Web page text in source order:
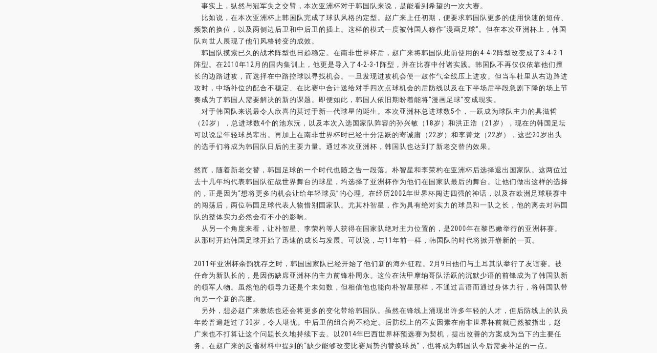
事实上，纵然与冠军失之交臂，本次亚洲杯对于韩国队来说，是能看到希望的一次大赛。
比如说，在本次亚洲杯上韩国队完成了球队风格的定型。赵广来上任初期，便要求韩国队更多的使用快速的短传、
频繁的换位，以及两侧边后卫和中后卫的插上。这样的模式一度被韩国人称作“漫画足球”。但在本次亚洲杯上，韩国
队向世人展现了他们风格转变的成效。
韩国队摸索已久的战术阵型也日趋稳定。在南非世界杯后，赵广来将韩国队此前使用的4-4-2阵型改变成了3-4-2-1
阵型。在2010年12月的国内集训上，他更是导入了4-2-3-1阵型，并在比赛中付诸实践。韩国队不再仅仅依靠他们擅
长的边路进攻，而选择在中路控球以寻找机会。一旦发现进攻机会便一鼓作气全线压上进攻。但当车杜里从右边路进
攻时，中场补位的配合不稳定、在比赛中合计送给对手四次点球机会的后防线以及在下半场后半段急剧下降的场上节
奏成为了韩国人需要解决的新的课题。即便如此，韩国人依旧期盼着能将“漫画足球”变成现实。
对于韩国队来说最令人欣喜的莫过于新一代球星的诞生。本次亚洲杯总进球数5个，一跃成为球队主力的具滋哲
（20岁），总进球数4个的池东沅，以及本次入选国家队阵容的孙兴敏（18岁）和洪正浩（21岁），现在的韩国足坛
可以说是年轻球员辈出。再加上在南非世界杯时已经十分活跃的寄诚庸（22岁）和李菁龙（22岁），这些20岁出头
的选手们将成为韩国队日后的主要力量。通过本次亚洲杯，韩国队也达到了新老交替的效果。
然而，随着新老交替，韩国足球的一个时代也随之告一段落。朴智星和李荣杓在亚洲杯后选择退出国家队。这两位过
去十几年均代表韩国队征战世界舞台的球星，均选择了亚洲杯作为他们在国家队最后的舞台。让他们做出这样的选择
的，正是因为“想将更多的机会让给年轻球员”的心理。在经历2002年世界杯闯进四强的神话，以及在欧洲足球联赛中
的闯荡后，两位韩国足球代表人物惜别国家队。尤其朴智星，作为具有绝对实力的球员和一队之长，他的离去对韩国
队的整体实力必然会有不小的影响。
从另一个角度来看，让朴智星、李荣杓等人获得在国家队绝对主力位置的，是2000年在黎巴嫩举行的亚洲杯赛。
从那时开始韩国足球开始了迅速的成长与发展。可以说，与11年前一样，韩国队的时代将掀开崭新的一页。
2011年亚洲杯余韵犹存之时，韩国国家队已经开始了他们新的海外征程。2月9日他们与土耳其队举行了友谊赛。被
任命为新队长的，是因伤缺席亚洲杯的主力前锋朴周永。这位在法甲摩纳哥队活跃的沉默少语的前锋成为了韩国队新
的领军人物。虽然他的领导力还是个未知数，但相信他也能向朴智星那样，不通过言语而通过身体力行，将韩国队带
向另一个新的高度。
另外，想必赵广来教练也还会将更多的变化带给韩国队。虽然在锋线上涌现出许多年轻的人才，但后防线上的队员
年龄普遍超过了30岁，令人堪忧。中后卫的组合尚不稳定。后防线上的不安因素在南非世界杯前就已然被指出，赵
广来也不打算让这个问题长久地持续下去。以2014年巴西世界杯预选赛为契机，提出改善的方案成为当下的主要任
务。在赵广来的反省材料中提到的“缺少能够改变比赛局势的替换球员”，也将成为韩国队今后需要补足的一点。